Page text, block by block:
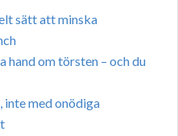
sätt att minska
hand om törsten – och du
inte med onödiga